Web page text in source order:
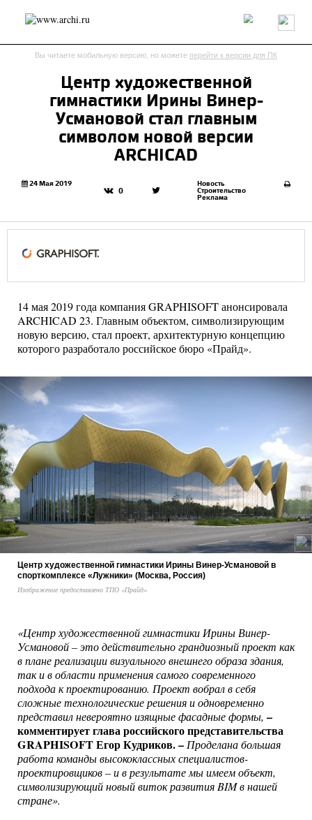
Россия Мир Технологии Интерьер Пресса
Архитекторы
send.project Анонсы конкурсов
Интервью Исследование
Объект
Результаты конкурса
Рецензия Архитектура
Дизайн
Интерьер
Образование
Урбанистика
Вы читаете мобильную версию, но можете перейти к версии для ПК
Центр художественной
гимнастики Ирины Винер-
Усмановой стал главным
символом новой версии
ARCHICAD
24 Мая 2019
0
Новость
Строительство
Реклама
14 мая 2019 года компания GRAPHISOFT анонсировала
ARCHICAD 23. Главным объектом, символизирующим
новую версию, стал проект, архитектурную концепцию
которого разработало российское бюро «Прайд».
Центр художественной гимнастики Ирины Винер-Усмановой в
спорткомплексе «Лужники» (Москва, Россия)
Изображение предоставлено ТПО «Прайд»
«Центр художественной гимнастики Ирины Винер-
Усмановой – это действительно грандиозный проект как
в плане реализации визуального внешнего образа здания,
так и в области применения самого современного
подхода к проектированию. Проект вобрал в себя
сложные технологические решения и одновременно
представил невероятно изящные фасадные формы, –
комментирует глава российского представительства
GRAPHISOFT Егор Кудриков. – Проделана большая
работа команды высококлассных специалистов-
проектировщиков – и в результате мы имеем объект,
символизирующий новый виток развития BIM в нашей
стране».